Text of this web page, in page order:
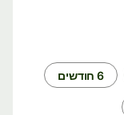
6 חודשים